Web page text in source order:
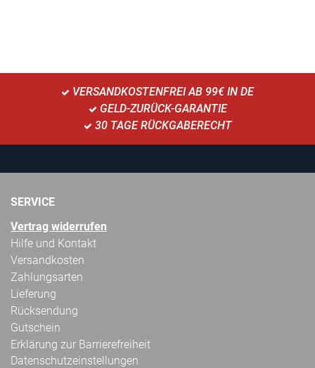
VERSANDKOSTENFREI AB 99€ IN DE
GELD-ZURÜCK-GARANTIE
30 TAGE RÜCKGABERECHT
SERVICE
Vertrag widerrufen
Hilfe und Kontakt
Versandkosten
Zahlungsarten
Lieferung
Rücksendung
Gutschein
Erklärung zur Barrierefreiheit
Datenschutzeinstellungen